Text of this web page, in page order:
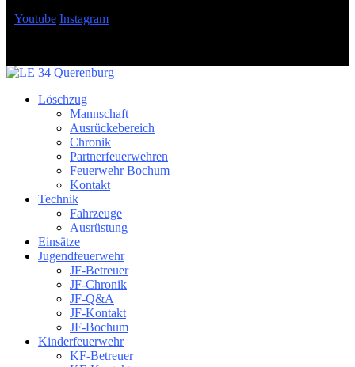
Youtube Instagram
Löschzug
Mannschaft
Ausrückebereich
Chronik
Partnerfeuerwehren
Feuerwehr Bochum
Kontakt
Technik
Fahrzeuge
Ausrüstung
Einsätze
Jugendfeuerwehr
JF-Betreuer
JF-Chronik
JF-Q&A
JF-Kontakt
JF-Bochum
Kinderfeuerwehr
KF-Betreuer